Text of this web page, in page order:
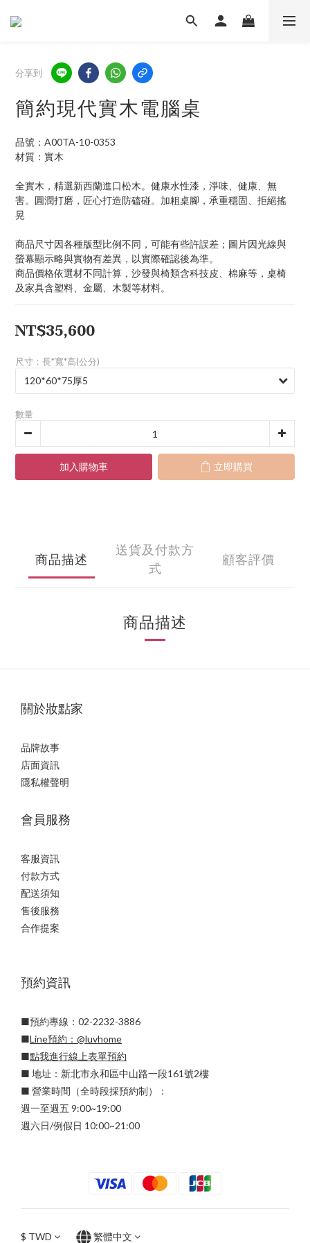
分享到
簡約現代實木電腦桌
品號：A00TA-10-0353
材質：實木
全實木，精選新西蘭進口松木。健康水性漆，淨味、健康、無
害。圓潤打磨，匠心打造防磕碰。加粗桌腳，承重穩固、拒絕搖
晃
商品尺寸因各種版型比例不同，可能有些許誤差；圖片因光線與
螢幕顯示略與實物有差異，以實際確認後為準。
商品價格依選材不同計算，沙發與椅類含科技皮、棉麻等，桌椅
及家具含塑料、金屬、木製等材料。
NT$35,600
尺寸：長*寬*高(公分)
數量
加入購物車 立即購買
商品描述
送貨及付款方
式
顧客評價
商品描述
關於妝點家
品牌故事
店面資訊
隱私權聲明
會員服務
客服資訊
付款方式
配送須知
售後服務
合作提案
預約資訊
■預約專線：02-2232-3886
■Line預約： @luvhome
■點我進行線上表單預約
■ 地址：新北市永和區中山路一段161號2樓
■ 營業時間（全時段採預約制）：
週一至週五 9:00~19:00
週六日/例假日 10:00~21:00
$ TWD 繁體中文